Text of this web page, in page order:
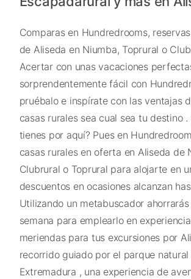
Comparas en Hundredrooms,
de Aliseda en Niumba, Toprural o
Acertar con unas vacaciones
sorprendentemente fácil con
pruébalo e inspírate con las ventajas
casas rurales sea cual sea tu destino .
tienes por aquí? Pues en
casas rurales en oferta en Aliseda de
Clubrural o Toprural para alojarte en
descuentos en ocasiones alcanzan
Utilizando un metabuscador
semana para emplearlo en
meriendas para tus excursiones por
recorrido guiado por el parque natural
Extremadura , una experiencia de